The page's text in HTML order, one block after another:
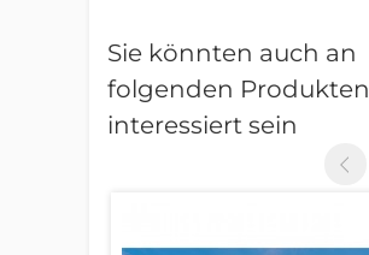
Sie könnten auch an
folgenden Produkten
interessiert sein